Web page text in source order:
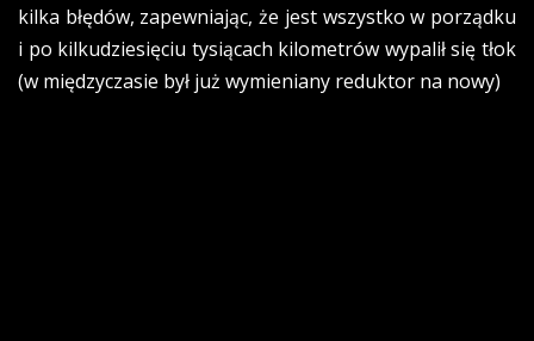
kilka błędów, zapewniając, że jest wszystko w porządku
i po kilkudziesięciu tysiącach kilometrów wypalił się tłok
(w międzyczasie był już wymieniany reduktor na nowy)